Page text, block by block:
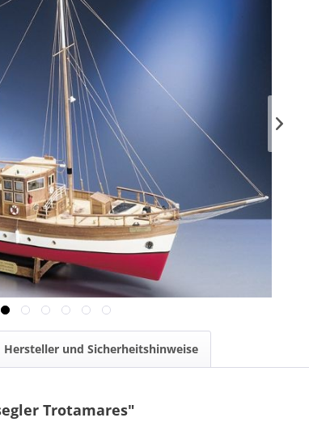
Hersteller und Sicherheitshinweise
Trotamares"